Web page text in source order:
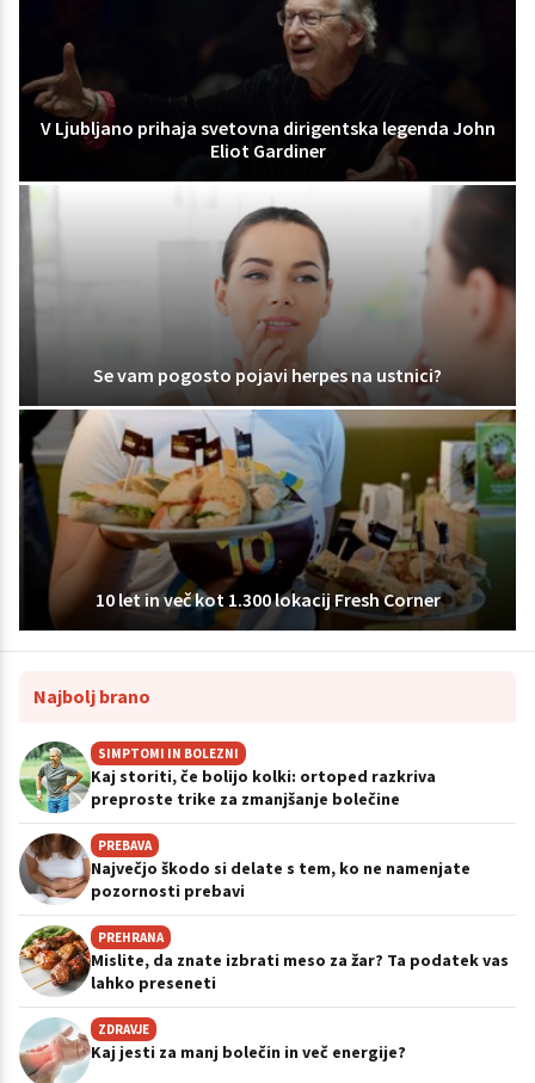
V Ljubljano prihaja svetovna dirigentska legenda John
Eliot Gardiner
Se vam pogosto pojavi herpes na ustnici?
10 let in več kot 1.300 lokacij Fresh Corner
Najbolj brano
SIMPTOMI IN BOLEZNI
Kaj storiti, če bolijo kolki: ortoped razkriva
preproste trike za zmanjšanje bolečine
PREBAVA
Največjo škodo si delate s tem, ko ne namenjate
pozornosti prebavi
PREHRANA
Mislite, da znate izbrati meso za žar? Ta podatek vas
lahko preseneti
ZDRAVJE
Kaj jesti za manj bolečin in več energije?